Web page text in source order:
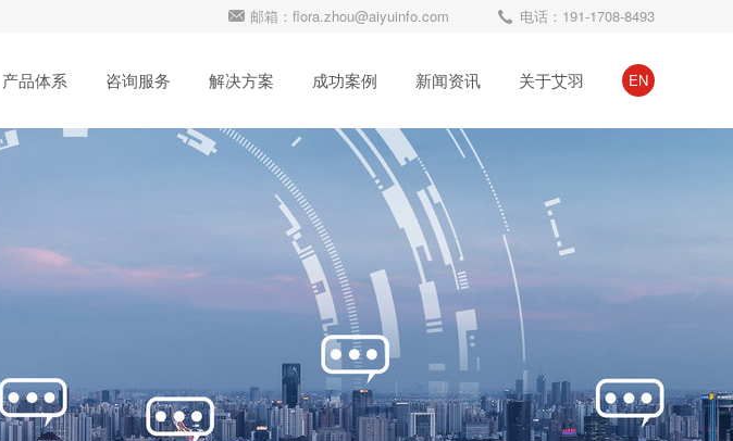
电话：191-1708-8493
邮箱：flora.zhou@aiyuinfo.com
产品体系 咨询服务 解决方案 成功案例 新闻资讯 关于艾羽 EN